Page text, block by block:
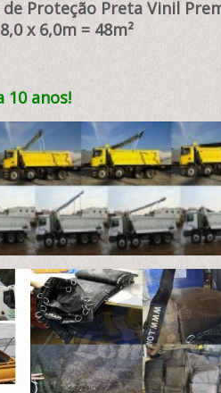
de Proteção Preta Vinil
x 6,0m = 48m²
10 anos!